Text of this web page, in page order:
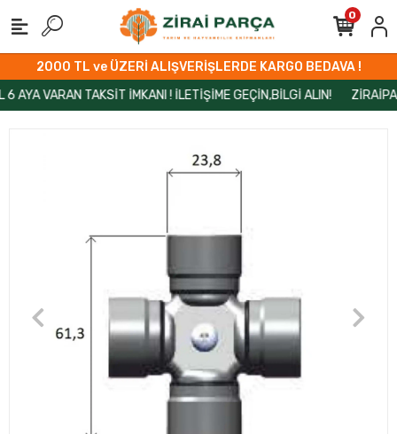
2000 TL ve ÜZERİ ALIŞVERİŞLERDE KARGO BEDAVA !
VARAN TAKSİT İMKANI ! İLETİŞİME GEÇİN,BİLGİ ALIN!
0